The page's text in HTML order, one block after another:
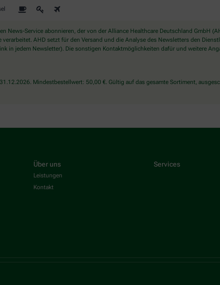
News-Service abonnieren, der von der Alliance Healthcare Deutschland GmbH
verarbeitet. AHD setzt für den Versand und die Analyse des Newsletters den
in jedem Newsletter). Die sonstigen Kontaktmöglichkeiten dafür und weitere
Mindestbestellwert: 50,00 €. Gültig auf das gesamte Sortiment,
Über uns
Leistungen
Kontakt
Services